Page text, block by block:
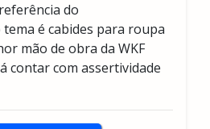
do
é cabides para roupa
mão de obra da WKF
contar com assertividade